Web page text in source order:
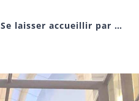
Se laisser accueillir par …